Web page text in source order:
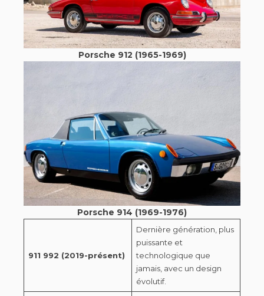
Porsche 912 (1965-1969)
Porsche 914 (1969-1976)
911 992 (2019-présent)
Dernière génération, plus
puissante et
technologique que
jamais, avec un design
évolutif.